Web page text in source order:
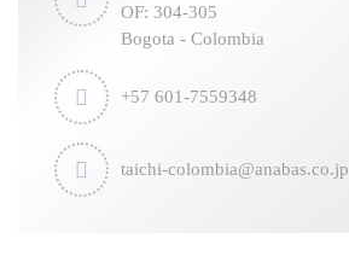
OF: 304-305
Bogota - Colombia
+57 601-7559348
taichi-colombia@anabas.co.jp